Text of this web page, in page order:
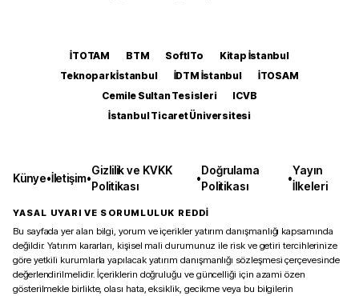
İTOTAM BTM SoftITo
Kitap İstanbul
Teknopark İstanbul
İDTM İstanbul
İTOSAM
Cemile Sultan Tesisleri
ICVB
İstanbul Ticaret Üniversitesi
Künye•İletişim•
Gizlilik ve KVKK
Politikası
•
Doğrulama
Politikası
•
Yayın
İlkeleri
YASAL UYARI VE SORUMLULUK REDDİ
Bu sayfada yer alan bilgi, yorum ve içerikler yatırım danışmanlığı kapsamında
değildir. Yatırım kararları, kişisel mali durumunuz ile risk ve getiri tercihlerinize
göre yetkili kurumlarla yapılacak yatırım danışmanlığı sözleşmesi çerçevesinde
değerlendirilmelidir. İçeriklerin doğruluğu ve güncelliği için azami özen
gösterilmekle birlikte, olası hata, eksiklik, gecikme veya bu bilgilerin